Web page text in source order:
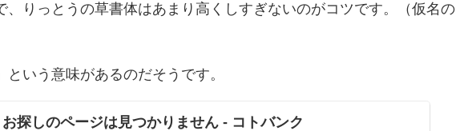
、りっとうの草書体はあまり高くしすぎないのがコツです。（仮名の
いう意味があるのだそうです。
お探しのページは見つかりません - コトバンク